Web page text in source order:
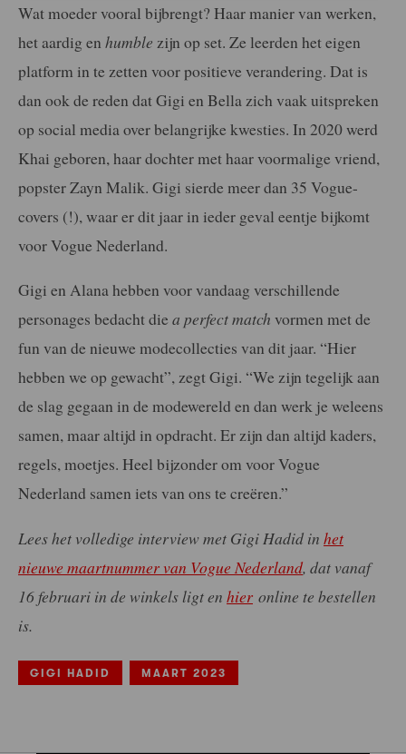
Wat moeder vooral bijbrengt? Haar manier van werken,
het aardig en humble zijn op set. Ze leerden het eigen
platform in te zetten voor positieve verandering. Dat is
dan ook de reden dat Gigi en Bella zich vaak uitspreken
op social media over belangrijke kwesties. In 2020 werd
Khai geboren, haar dochter met haar voormalige vriend,
popster Zayn Malik. Gigi sierde meer dan 35 Vogue-
covers (!), waar er dit jaar in ieder geval eentje bijkomt
voor Vogue Nederland.
Gigi en Alana hebben voor vandaag verschillende
personages bedacht die a perfect match vormen met de
fun van de nieuwe modecollecties van dit jaar. “Hier
hebben we op gewacht”, zegt Gigi. “We zijn tegelijk aan
de slag gegaan in de modewereld en dan werk je weleens
samen, maar altijd in opdracht. Er zijn dan altijd kaders,
regels, moetjes. Heel bijzonder om voor Vogue
Nederland samen iets van ons te creëren.”
Lees het volledige interview met Gigi Hadid in het
nieuwe maartnummer van Vogue Nederland, dat vanaf
16 februari in de winkels ligt en hier online te bestellen
is.
GIGI HADID MAART 2023